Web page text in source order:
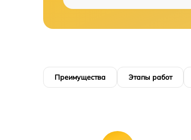
Преимущества Этапы работ